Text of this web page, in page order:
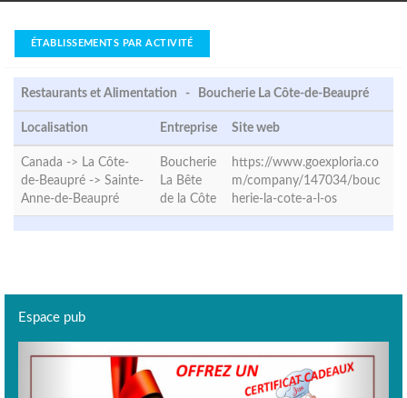
ÉTABLISSEMENTS PAR ACTIVITÉ
Restaurants et Alimentation - Boucherie La Côte-de-Beaupré
Localisation Entreprise Site web
Canada -> La Côte-
de-Beaupré -> Sainte-
Anne-de-Beaupré
Boucherie
La Bête
de la Côte
https://www.goexploria.co
m/company/147034/bouc
herie-la-cote-a-l-os
Espace pub